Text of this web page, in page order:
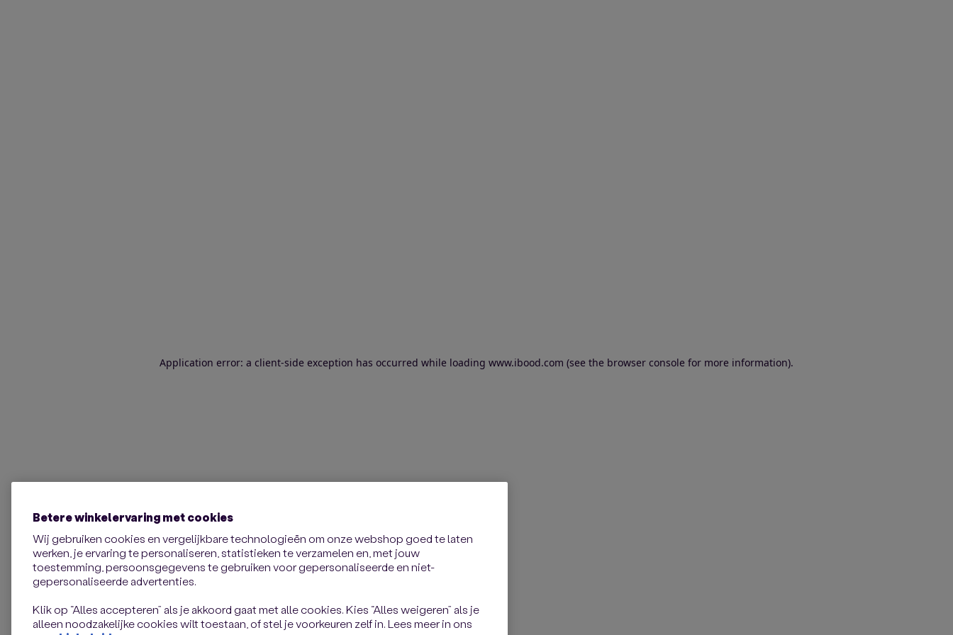
Application error: a client-side exception has occurred while loading www.ibood.com (see the browser console for more information).
Betere winkelervaring met cookies
Wij gebruiken cookies en vergelijkbare technologieën om onze webshop goed te laten
werken, je ervaring te personaliseren, statistieken te verzamelen en, met jouw
toestemming, persoonsgegevens te gebruiken voor gepersonaliseerde en niet-
gepersonaliseerde advertenties.
Klik op “Alles accepteren” als je akkoord gaat met alle cookies. Kies “Alles weigeren” als je
alleen noodzakelijke cookies wilt toestaan, of stel je voorkeuren zelf in. Lees meer in ons